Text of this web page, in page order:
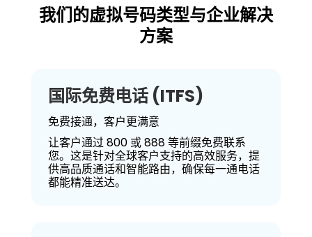
我们的虚拟号码类型与企业解决
方案
国际免费电话 (ITFS)
免费接通，客户更满意
让客户通过 800 或 888 等前缀免费联系
您。这是针对全球客户支持的高效服务，提
供高品质通话和智能路由，确保每一通电话
都能精准送达。